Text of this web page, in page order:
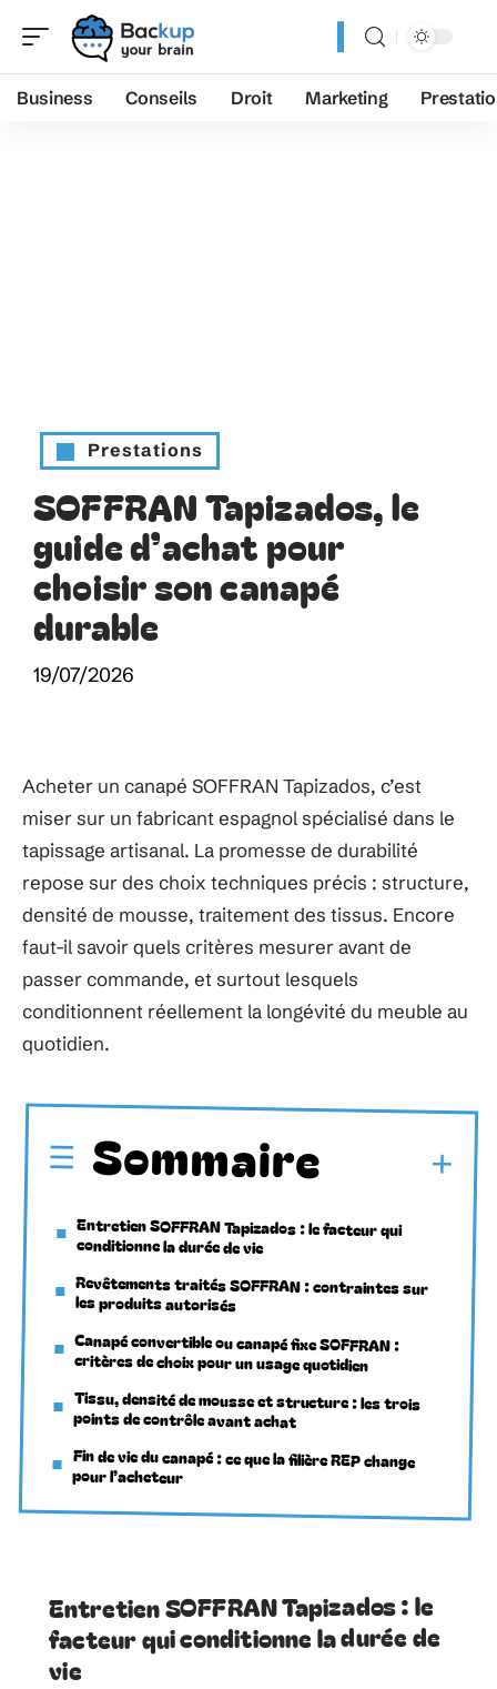
Business Conseils Droit Marketing
Prestations
SOFFRAN Tapizados, le
guide d’achat pour
choisir son canapé
durable
19/07/2026
Acheter un canapé SOFFRAN Tapizados, c’est
miser sur un fabricant espagnol spécialisé dans le
tapissage artisanal. La promesse de durabilité
repose sur des choix techniques précis : structure,
densité de mousse, traitement des tissus. Encore
faut-il savoir quels critères mesurer avant de
passer commande, et surtout lesquels
conditionnent réellement la longévité du meuble au
quotidien.
Sommaire
Entretien SOFFRAN Tapizados : le facteur qui
conditionne la durée de vie
Revêtements traités SOFFRAN : contraintes sur
les produits autorisés
Canapé convertible ou canapé fixe SOFFRAN :
critères de choix pour un usage quotidien
Tissu, densité de mousse et structure : les trois
points de contrôle avant achat
Fin de vie du canapé : ce que la filière REP change
pour l’acheteur
Entretien SOFFRAN Tapizados : le
facteur qui conditionne la durée de
vie